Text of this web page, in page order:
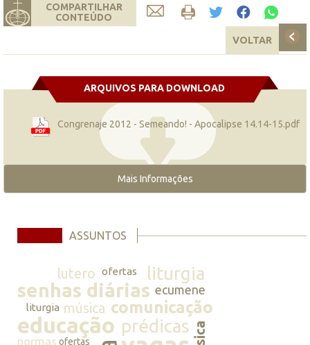
COMPARTILHAR
CONTEÚDO
VOLTAR
ARQUIVOS PARA DOWNLOAD
Congrenaje 2012 - Semeando! - Apocalipse 14.14-15.pdf
Mais Informações
ASSUNTOS
lutero ofertas liturgia
senhas diárias ecumene
liturgia música comunicação
educação prédicas
normas ofertas